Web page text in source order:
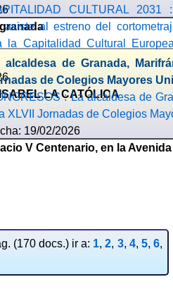
CULTURAL
asiste al estreno del
la Capitalidad Cultural
LA CATÓLICA
alcaldesa de Granada,
de Colegios Mayores
: La alcaldesa de
XLVII Jornadas de Colegios
19/02/2026
V Centenario, en la
(170 docs.) ir a: 1,2, 3, 4, 5,6,